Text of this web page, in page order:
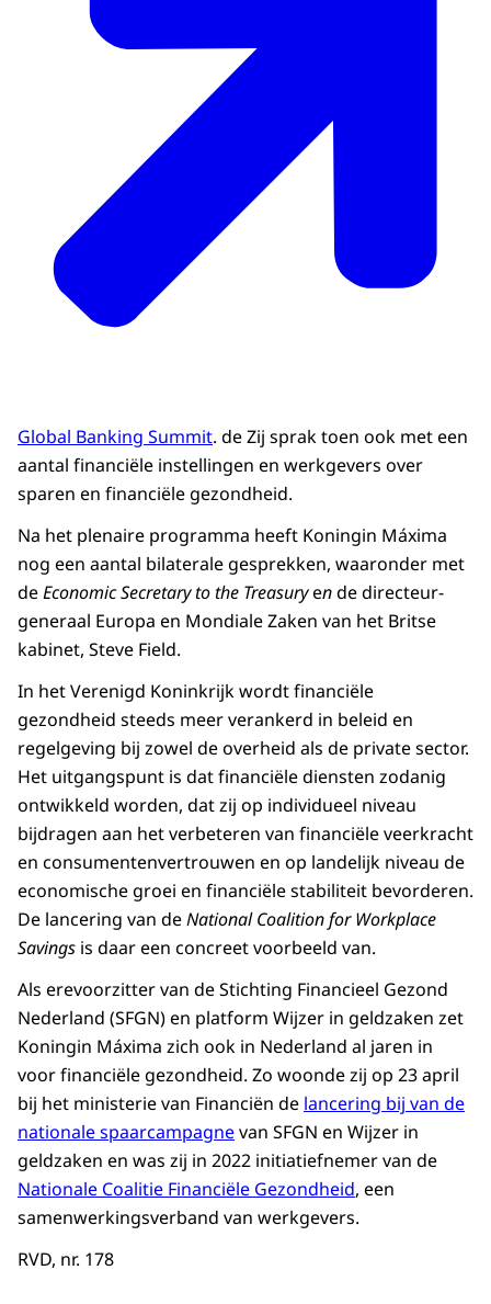
Global Banking Summit. de Zij sprak toen ook met een
aantal financiële instellingen en werkgevers over
sparen en financiële gezondheid.
Na het plenaire programma heeft Koningin Máxima
nog een aantal bilaterale gesprekken, waaronder met
deEconomic Secretary to the Treasuryende directeur-
generaal Europa en Mondiale Zaken van het Britse
kabinet, Steve Field.
In het Verenigd Koninkrijk wordt financiële
gezondheid steeds meer verankerd in beleid en
regelgeving bij zowel de overheid als de private sector.
Het uitgangspunt is dat financiële diensten zodanig
ontwikkeld worden, dat zij op individueel niveau
bijdragen aan het verbeteren van financiële veerkracht
en consumentenvertrouwen en op landelijk niveau de
economische groei en financiële stabiliteit bevorderen.
De lancering van deNational Coalition for Workplace
Savings is daar een concreet voorbeeld van.
Als erevoorzitter van de Stichting Financieel Gezond
Nederland (SFGN) en platform Wijzer in geldzaken zet
Koningin Máxima zich ook in Nederland al jaren in
voor financiële gezondheid. Zo woonde zij op 23 april
bij het ministerie van Financiën de lancering bij van de
nationale spaarcampagnevan SFGN en Wijzer in
geldzaken en was zij in 2022 initiatiefnemer van de
Nationale Coalitie Financiële Gezondheid, een
samenwerkingsverband van werkgevers.
RVD, nr. 178